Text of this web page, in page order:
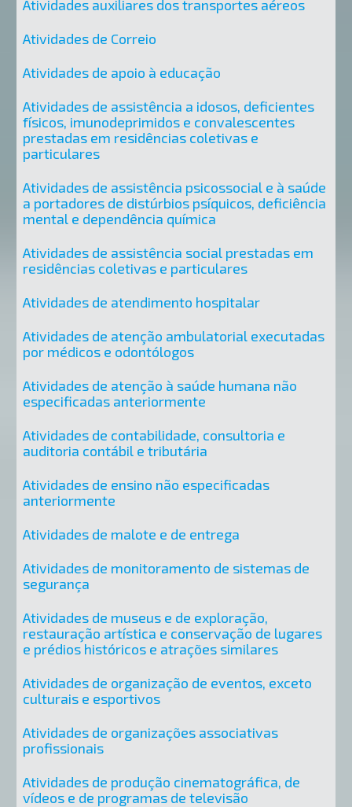
Atividades auxiliares dos transportes aéreos
Atividades de Correio
Atividades de apoio à educação
Atividades de assistência a idosos, deficientes
físicos, imunodeprimidos e convalescentes
prestadas em residências coletivas e
particulares
Atividades de assistência psicossocial e à saúde
a portadores de distúrbios psíquicos, deficiência
mental e dependência química
Atividades de assistência social prestadas em
residências coletivas e particulares
Atividades de atendimento hospitalar
Atividades de atenção ambulatorial executadas
por médicos e odontólogos
Atividades de atenção à saúde humana não
especificadas anteriormente
Atividades de contabilidade, consultoria e
auditoria contábil e tributária
Atividades de ensino não especificadas
anteriormente
Atividades de malote e de entrega
Atividades de monitoramento de sistemas de
segurança
Atividades de museus e de exploração,
restauração artística e conservação de lugares
e prédios históricos e atrações similares
Atividades de organização de eventos, exceto
culturais e esportivos
Atividades de organizações associativas
profissionais
Atividades de produção cinematográfica, de
vídeos e de programas de televisão